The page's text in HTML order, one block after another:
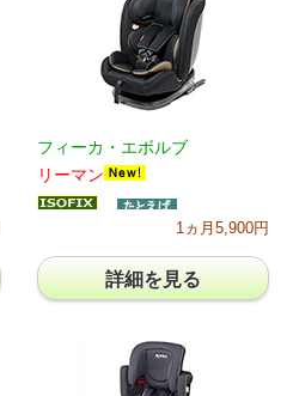
フィーカ・エボルブ
リーマン
1ヵ月5,900円
詳細を見る